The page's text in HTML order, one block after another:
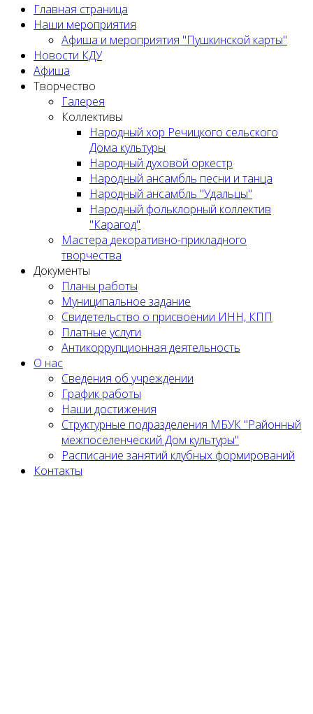
Главная страница
Наши мероприятия
Афиша и мероприятия "Пушкинской карты"
Новости КДУ
Афиша
Творчество
Галерея
Коллективы
Народный хор Речицкого сельского
Дома культуры
Народный духовой оркестр
Народный ансамбль песни и танца
Народный ансамбль "Удальцы"
Народный фольклорный коллектив
"Карагод"
Мастера декоративно-прикладного
творчества
Документы
Планы работы
Муниципальное задание
Cвидетельство о присвоении ИНН, КПП
Платные услуги
Антикоррупционная деятельность
О нас
Сведения об учреждении
График работы
Наши достижения
Структурные подразделения МБУК "Районный
межпоселенческий Дом культуры"
Расписание занятий клубных формирований
Контакты